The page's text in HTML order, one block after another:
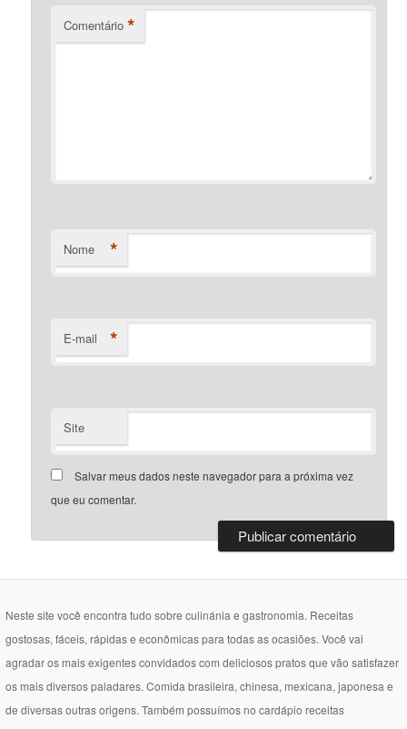
Comentário *
Nome *
E-mail *
Site
Salvar meus dados neste navegador para a próxima vez
que eu comentar.
Neste site você encontra tudo sobre culinánia e gastronomia. Receitas
gostosas, fáceis, rápidas e econômicas para todas as ocasiões. Você vai
agradar os mais exigentes convidados com deliciosos pratos que vão satisfazer
os mais diversos paladares. Comida brasileira, chinesa, mexicana, japonesa e
de diversas outras origens. Também possuímos no cardápio receitas